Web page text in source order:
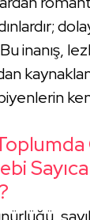
inanış,